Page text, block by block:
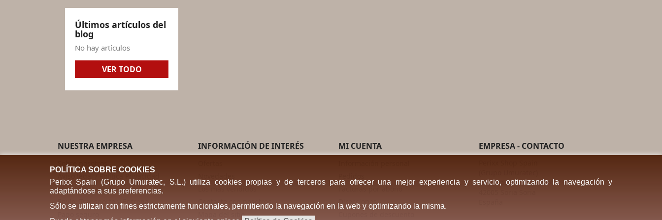
Últimos artículos del
blog
No hay artículos
VER TODO
NUESTRA EMPRESA
Sobre nosotros
Términos y condiciones
Envío. Transporte y Entrega
INFORMACIÓN DE INTERÉS
Los más vendidos
Contacte con nosotros
Mapa del sitio
MI CUENTA
Direcciones
EMPRESA - CONTACTO
C/ H, Parcela 219, Nave 2
POLÍTICA SOBRE COOKIES
Perixx Spain (Grupo Umuratec, S.L.) utiliza cookies propias y de terceros para ofrecer una mejor experiencia y servicio, optimizando la navegación y
adaptándose a sus preferencias.
Sólo se utilizan con fines estrictamente funcionales, permitiendo la navegación en la web y optimizando la misma.